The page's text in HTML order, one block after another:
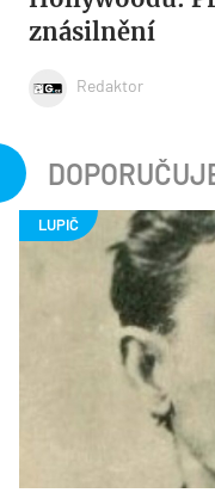
znásilnění
Redaktor